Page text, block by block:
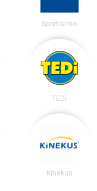
Sportisimo
TEDi
Kinekus